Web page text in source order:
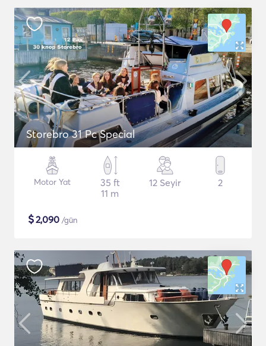
Storebro 31 Pc Special
Motor Yat
35 ft
11 m
12 Seyir 2
$2,090 /gün